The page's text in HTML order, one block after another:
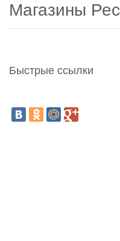
Магазины
Быстрые ссылки